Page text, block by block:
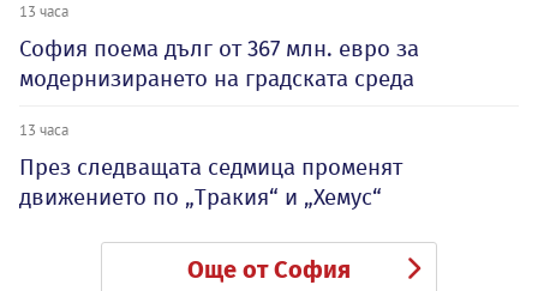
13 часа
София поема дълг от 367 млн. евро за
модернизирането на градската среда
13 часа
През следващата седмица променят
движението по „Тракия“ и „Хемус“
Още от София